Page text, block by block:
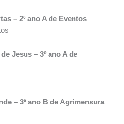
– 2º ano A de Eventos
Jesus – 3º ano A de
– 3º ano B de Agrimensura